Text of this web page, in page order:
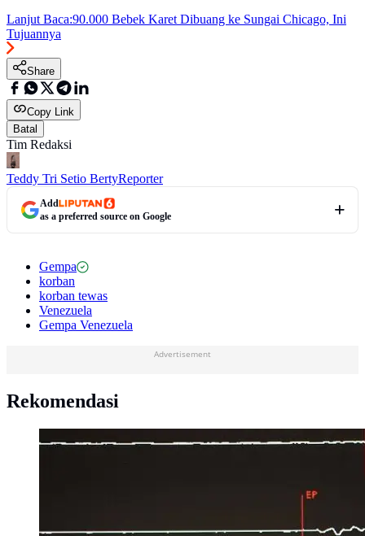
Lanjut Baca:90.000 Bebek Karet Dibuang ke Sungai Chicago, Ini
Tujuannya
Share
Copy Link
Batal
Tim Redaksi
Teddy Tri Setio BertyReporter
Add
as a preferred source on Google
Gempa
korban
korban tewas
Venezuela
Gempa Venezuela
Advertisement
Rekomendasi